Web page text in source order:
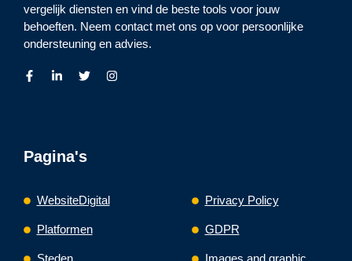
vergelijk diensten en vind de beste tools voor jouw
behoeften. Neem contact met ons op voor persoonlijke
ondersteuning en advies.
Pagina's
WebsiteDigital
Platformen
Privacy Policy
GDPR